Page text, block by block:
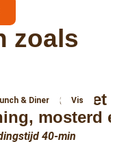
zoals
met
mosterd
40-min
& Diner Vis